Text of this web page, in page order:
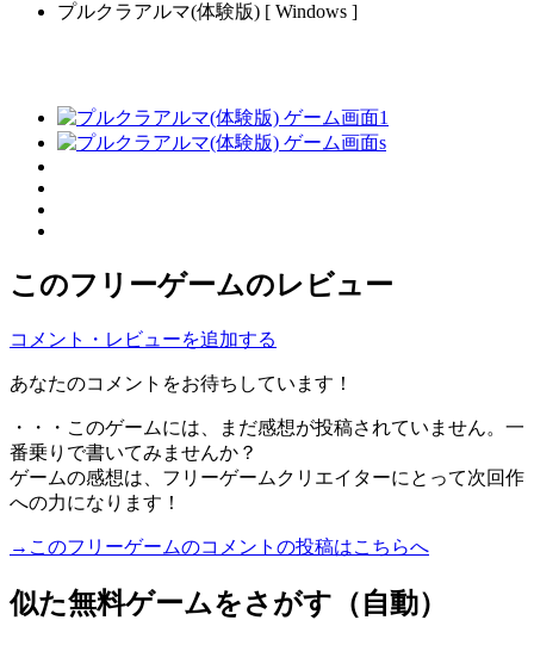
プルクラアルマ(体験版) [ Windows ]
このフリーゲームのレビュー
コメント・レビューを追加する
あなたのコメントをお待ちしています！
・・・このゲームには、まだ感想が投稿されていません。一
番乗りで書いてみませんか？
ゲームの感想は、フリーゲームクリエイターにとって次回作
への力になります！
→このフリーゲームのコメントの投稿はこちらへ
似た無料ゲームをさがす（自動）